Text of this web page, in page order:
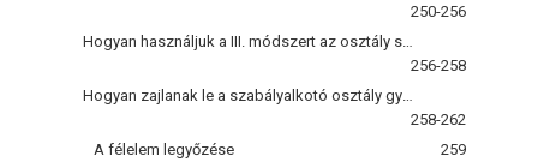
250-256
256-258
258-262
A félelem legyőzése
259